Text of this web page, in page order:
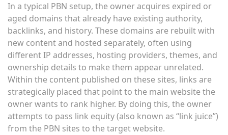
In a typical PBN setup, the owner acquires expired or
aged domains that already have existing authority,
backlinks, and history. These domains are rebuilt with
new content and hosted separately, often using
different IP addresses, hosting providers, themes, and
ownership details to make them appear unrelated.
Within the content published on these sites, links are
strategically placed that point to the main website the
owner wants to rank higher. By doing this, the owner
attempts to pass link equity (also known as “link juice”)
from the PBN sites to the target website.